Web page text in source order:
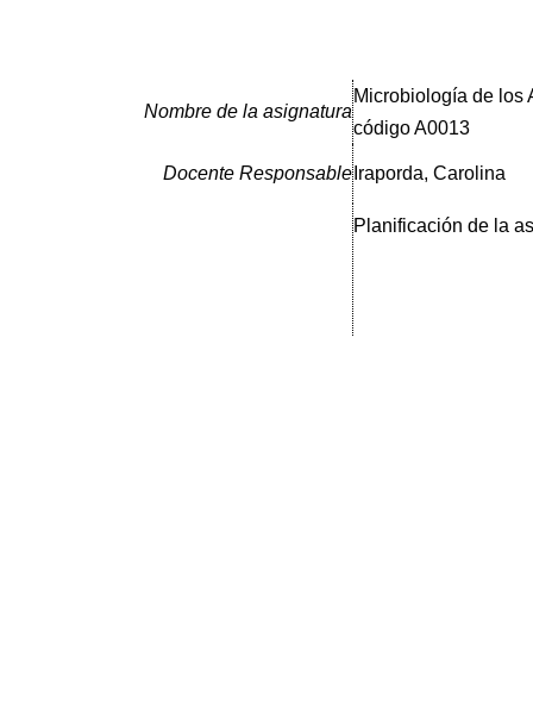
Nombre de la asignatura
Microbiología de los
código A0013
Docente Responsable Iraporda, Carolina
Planificación de la